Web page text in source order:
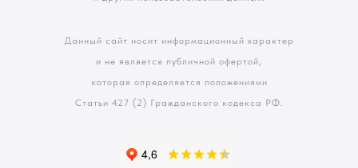
Данный сайт носит информационный характер
и не является публичной офертой,
которая определяется положениями
Статьи 427 (2) Гражданского кодекса РФ.